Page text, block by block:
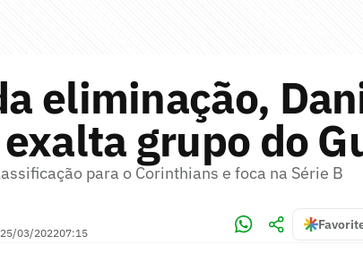
eliminação,
grupo do
para o Corinthians e foca na Série B
25/03/202207:15